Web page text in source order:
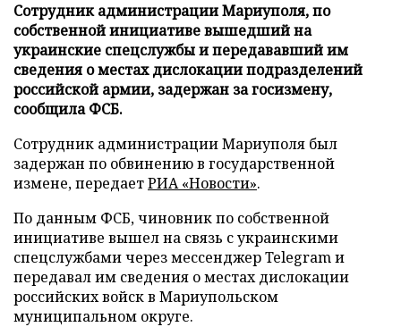
Сотрудник администрации Мариуполя, по
собственной инициативе вышедший на
украинские спецслужбы и передававший им
сведения о местах дислокации подразделений
российской армии, задержан за госизмену,
сообщила ФСБ.
Сотрудник администрации Мариуполя был
задержан по обвинению в государственной
измене, передаетРИА «Новости».
По данным ФСБ, чиновник по собственной
инициативе вышел на связь с украинскими
спецслужбами через мессенджер Telegram и
передавал им сведения о местах дислокации
российских войск в Мариупольском
муниципальном округе.